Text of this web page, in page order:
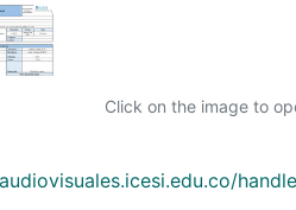
Click on the image to